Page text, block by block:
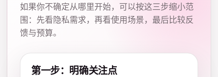
如果你不确定从哪里开始，可以按这三步缩小范
围：先看隐私需求，再看使用场景，最后比较反
馈与预算。
第一步：明确关注点